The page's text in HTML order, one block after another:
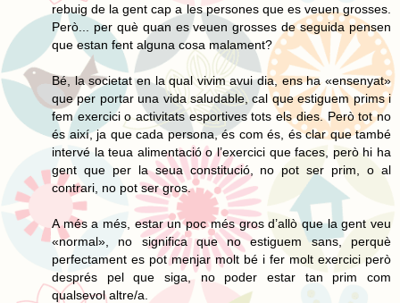
rebuig de la gent cap a les persones que es veuen grosses.
Però... per què quan es veuen grosses de seguida pensen
que estan fent alguna cosa malament?
Bé, la societat en la qual vivim avui dia, ens ha «ensenyat»
que per portar una vida saludable, cal que estiguem prims i
fem exercici o activitats esportives tots els dies. Però tot no
és així, ja que cada persona, és com és, és clar que també
intervé la teua alimentació o l’exercici que faces, però hi ha
gent que per la seua constitució, no pot ser prim, o al
contrari, no pot ser gros.
A més a més, estar un poc més gros d’allò que la gent veu
«normal», no significa que no estiguem sans, perquè
perfectament es pot menjar molt bé i fer molt exercici però
després pel que siga, no poder estar tan prim com
qualsevol altre/a.